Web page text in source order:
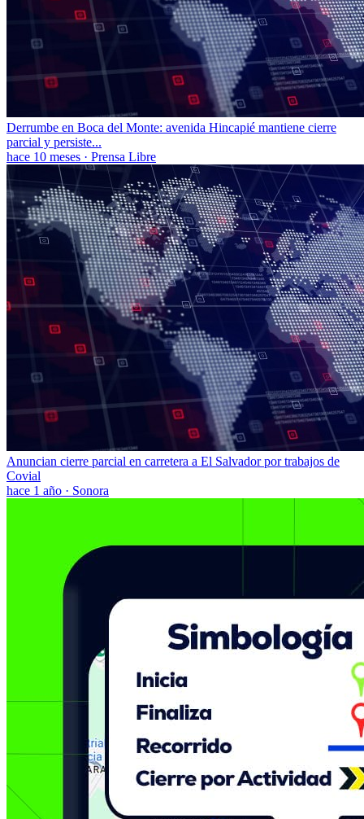
Derrumbe en Boca del Monte: avenida Hincapié mantiene cierre
parcial y persiste...
hace 10 meses · Prensa Libre
Anuncian cierre parcial en carretera a El Salvador por trabajos de
Covial
hace 1 año · Sonora